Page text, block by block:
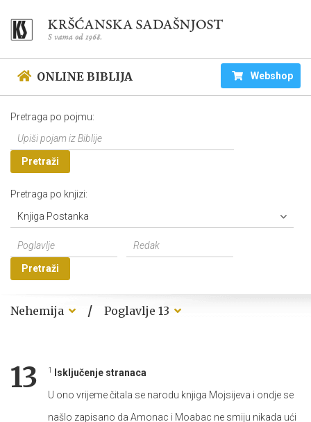
ONLINE BIBLIJA Webshop
Pretraga po pojmu:
Pretraži
Pretraga po knjizi:
Knjiga Postanka
Pretraži
Nehemija / Poglavlje 13
13 1
Isključenje stranaca
U ono vrijeme čitala se narodu knjiga Mojsijeva i ondje se
našlo zapisano da Amonac i Moabac ne smiju nikada ući